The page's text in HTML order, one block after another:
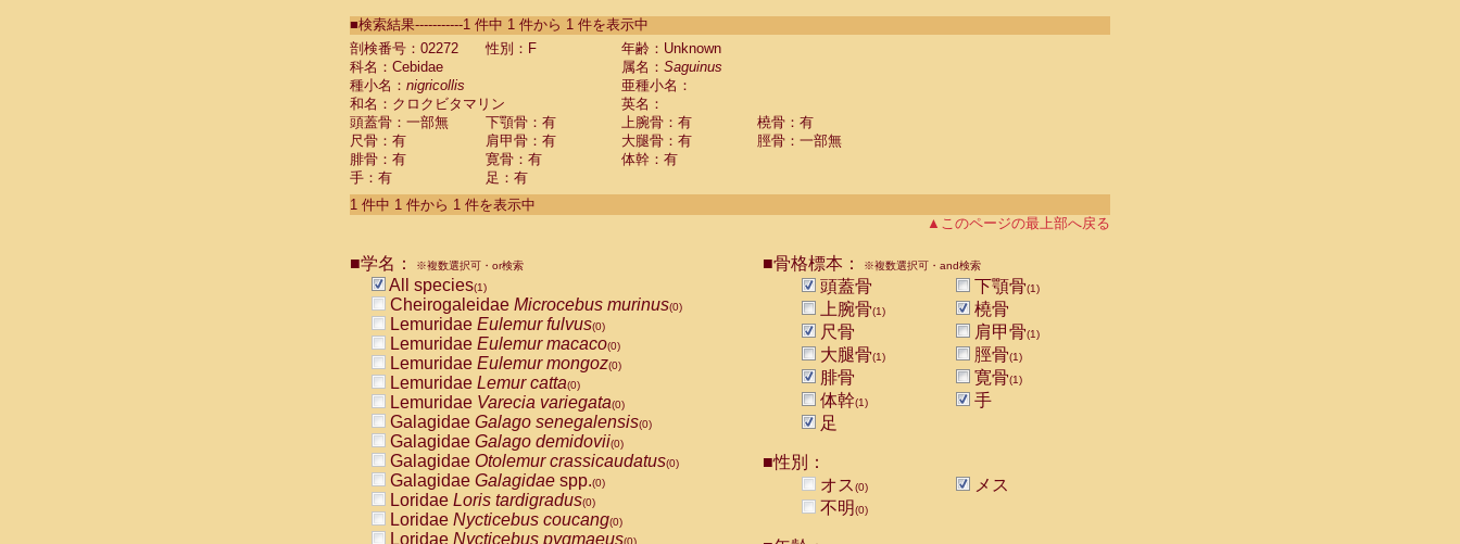
CebidaeSaguinus labiatus(0)
Cebidae Saguinus leucopus (0)
Cebidae
CebidaeSaguinus mystax
CebidaeSaguinus nigricollis (1)
Cebidae Saguinus oedipus
Cebidae Saguinus weddelli
Cebidae Saguinusspp.
Cebidae Aotus trivirgatus
Cebidae Cebus albifrons
CebidaeCebus nigrivittatus
CebidaeCebus
CebidaeSaimiri boliviensis(0)
CebidaeSaimiri sciureus(0)
AtelidaeAlouatta caraya(0)
AtelidaeAlouatta fusca(0)
AtelidaeAlouatta seniculus
AtelidaeAlouattaspp.(0)
AtelidaeAteles belzebuth(0)
AtelidaeAteles geoffroyi(0)
AtelidaeAteles paniscus(0)
AtelidaeAtelesspp.(0)
Atelidae Lagothrix lagothricha
AtelidaeLagothrix lagothricha cana
PitheciidaeCacajao calvus rubicundus
■検索結果-----------1 件中 1 件から 1 件を表示中
剖検番号：02272
性別：F
年齢：Unknown
科名：Cebidae
属名： Saguinus
種小名： nigricollis
亜種小名：
和名：クロクビタマリン
英名：
頭蓋骨：一部無
下顎骨：有 上腕骨：有
橈骨：有
尺骨：有
肩甲骨：有 大腿骨：有
脛骨：一部無
腓骨：有
寛骨：有
体幹：有
手：有
足：有
1 件中 1 件から 1 件を表示中
▲このページの最上部へ戻る
■学名： ※複数選択可・or検索
All species(1)
Cheirogaleidae Microcebus murinus(0)
Lemuridae Eulemur fulvus(0)
Lemuridae Eulemur macaco(0)
Lemuridae Eulemur mongoz(0)
Lemuridae Lemur catta(0)
Lemuridae Varecia variegata(0)
Galagidae Galago senegalensis(0)
Galagidae Galago demidovii(0)
Galagidae Otolemur crassicaudatus(0)
Galagidae Galagidae spp.(0)
Loridae Loris tardigradus(0)
Loridae Nycticebus coucang(0)
Loridae Nycticebus pygmaeus(0)
■骨格標本： ※複数選択可・and検索
頭蓋骨 下顎骨(1)
上腕骨(1)
橈骨
尺骨
肩甲骨(1)
大腿骨(1) 脛骨(1)
腓骨 寛骨(1)
体幹(1)
手
足
■性別：
オス(0)
メス
不明(0)